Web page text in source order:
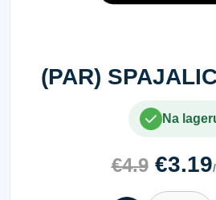
(PAR)
Na
€4.9 €3.19